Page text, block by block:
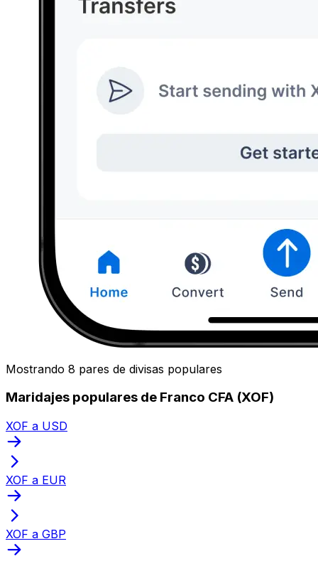
Mostrando 8 pares de divisas populares
Maridajes populares de Franco CFA (XOF)
XOF a USD
XOF a EUR
XOF a GBP